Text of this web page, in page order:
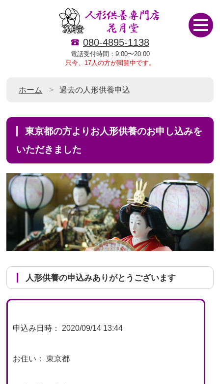
080-4895-1138
電話受付時間：9:00〜20:00
只今、17人の方が閲覧中です。
ホーム 過去の人形供養申込
東京都の方よりお人形供養のお申し込みを
いただきました
人形供養の申込みありがとうございます
申込み日時： 2020/09/14 13:44
お住い： 東京都